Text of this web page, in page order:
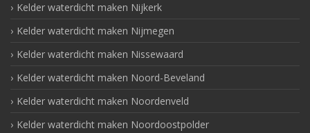
Kelder waterdicht maken Nijkerk
Kelder waterdicht maken Nijmegen
Kelder waterdicht maken Nissewaard
Kelder waterdicht maken Noord-Beveland
Kelder waterdicht maken Noordenveld
Kelder waterdicht maken Noordoostpolder